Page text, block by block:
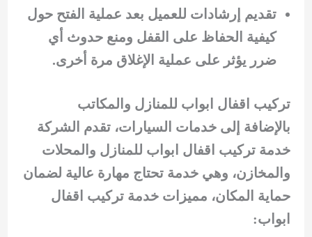
تقديم إرشادات للعميل بعد عملية الفتح حول
كيفية الحفاظ على القفل ومنع حدوث أي
ضرر يؤثر على عملية الإغلاق مرة أخرى.
تركيب اقفال ابواب للمنازل والمكاتب
بالإضافة إلى خدمات السيارات، تقدم الشركة
خدمة تركيب اقفال ابواب للمنازل والمحلات
والمخازن، وهي خدمة تحتاج مهارة عالية لضمان
حماية المكان، مميزات خدمة تركيب اقفال
ابواب: